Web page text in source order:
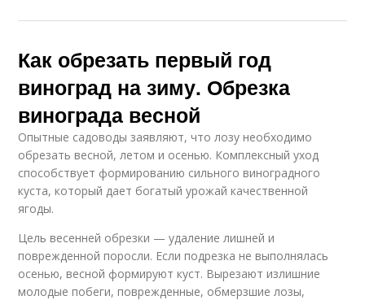
Как обрезать первый год
виноград на зиму. Обрезка
винограда весной
Опытные садоводы заявляют, что лозу необходимо
обрезать весной, летом и осенью. Комплексный уход
способствует формированию сильного виноградного
куста, который дает богатый урожай качественной
ягоды.
Цель весенней обрезки — удаление лишней и
поврежденной поросли. Если подрезка не выполнялась
осенью, весной формируют куст. Вырезают излишние
молодые побеги, поврежденные, обмерзшие лозы,